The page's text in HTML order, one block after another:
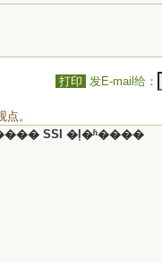
打印 发E-mail给：
点。
SSI �ļ�ʱ����